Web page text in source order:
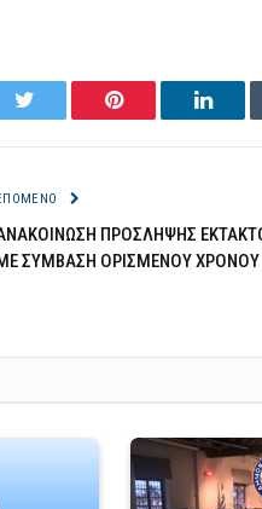
Twitter Pinterest
ΠPOΣΛHΨHΣ
ΣYMBAΣH OPIΣMENOY XPONOY